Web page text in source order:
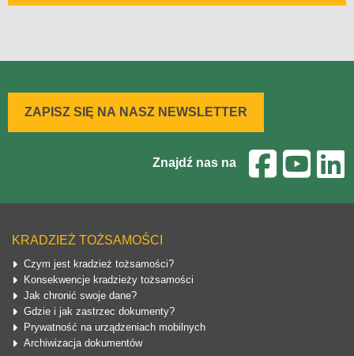
ZAPISZ SIĘ NA NASZ NEWSLETTER
Znajdź nas na
KRADZIEŻ TOŻSAMOŚCI
Czym jest kradzież tożsamości?
Konsekwencje kradzieży tożsamości
Jak chronić swoje dane?
Gdzie i jak zastrzec dokumenty?
Prywatność na urządzeniach mobilnych
Archiwizacja dokumentów